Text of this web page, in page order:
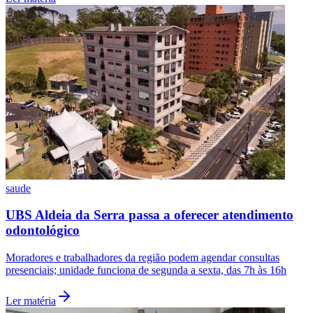
Vasco
saude
UBS Aldeia da Serra passa a oferecer atendimento
odontológico
Moradores e trabalhadores da região podem agendar consultas
presenciais; unidade funciona de segunda a sexta, das 7h às 16h
Ler matéria